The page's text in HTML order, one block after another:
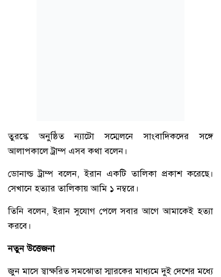
তুরস্কে অনুষ্ঠিত ন্যাটো সম্মেলনে সাংবাদিকদের সঙ্গে
আলাপকালে ট্রাম্প এসব কথা বলেন।
ডোনাল্ড ট্রাম্প বলেন, ইরান একটি তালিকা প্রকাশ করেছে।
সেখানে হত্যার তালিকায় আমি ১ নম্বরে।
তিনি বলেন, ইরান সুযোগ পেলে সবার আগে আমাকেই হত্যা
করবে।
নতুন উত্তেজনা
জুন মাসে স্বাক্ষরিত সমঝোতা স্মারকের মাধ্যমে দুই দেশের মধ্যে